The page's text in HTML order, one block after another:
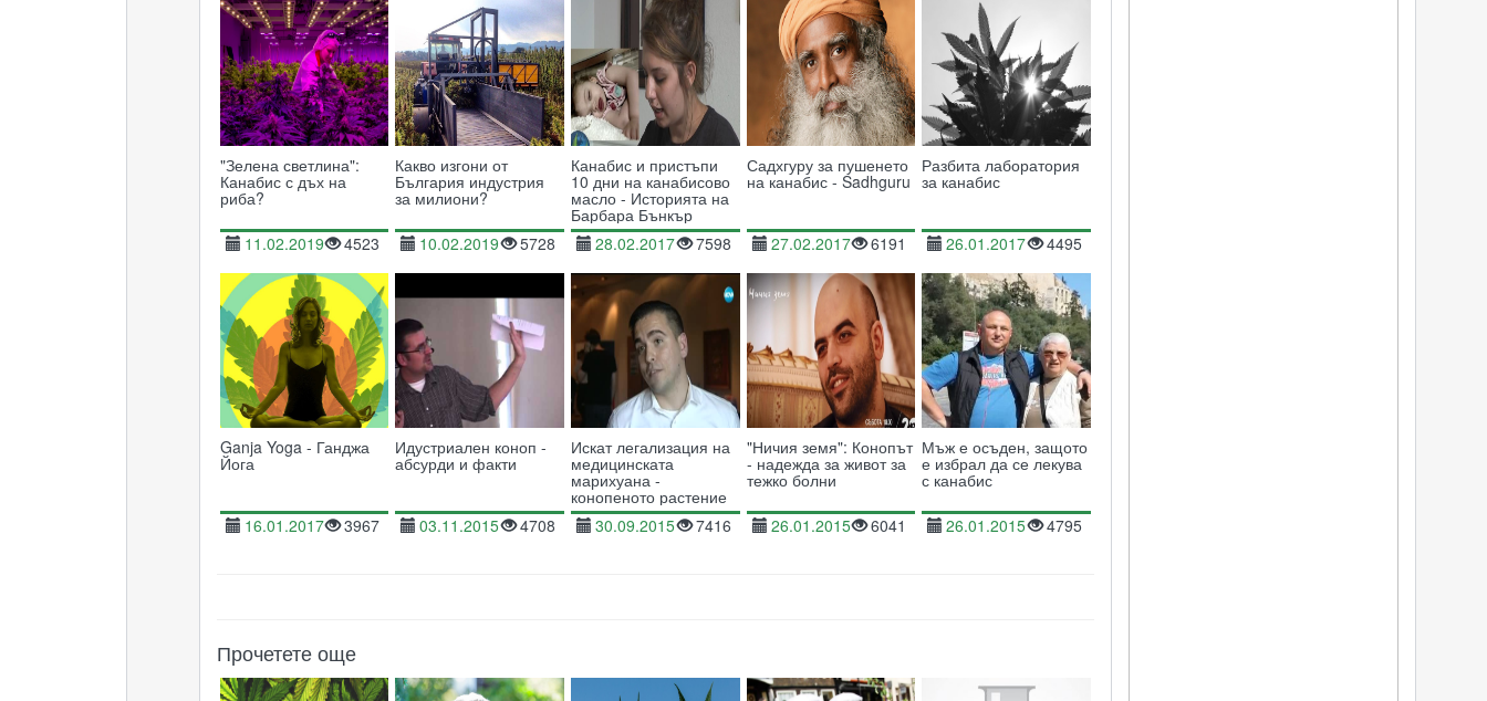
"Зелена светлина":
Канабис с дъх на
риба?
11.02.2019 4523
Какво изгони от
България индустрия
за милиони?
10.02.2019 5728
Канабис и пристъпи
10 дни на канабисово
масло - Историята на
Барбара Бънкър
28.02.2017
7598
Садхгуру за пушенето
на канабис - Sadhguru
27.02.2017 6191
Разбита лаборатория
за канабис
26.01.2017 4495
Ganja Yoga - Ганджа
Йога
16.01.2017 3967
Идустриален коноп -
абсурди и факти
03.11.2015 4708
Искат легализация на
медицинската
марихуана -
конопеното растение
помага на тежко
болни, но е незаконно
30.09.2015 7416
"Ничия земя": Конопът
- надежда за живот за
тежко болни
26.01.2015 6041
Мъж е осъден, защото
е избрал да се лекува
с канабис
26.01.2015 4795
Прочетете още